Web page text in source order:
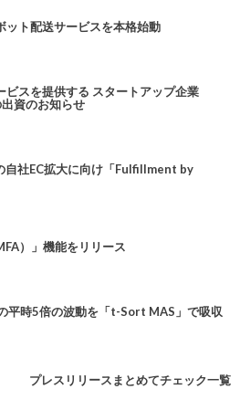
ット配送サービスを本格始動
スを提供する スタートアップ企業
資のお知らせ
社EC拡大に向け「Fulfillment by
）」機能をリリース
平時5倍の波動を「t-Sort MAS」で吸収
プレスリリースまとめてチェック一覧